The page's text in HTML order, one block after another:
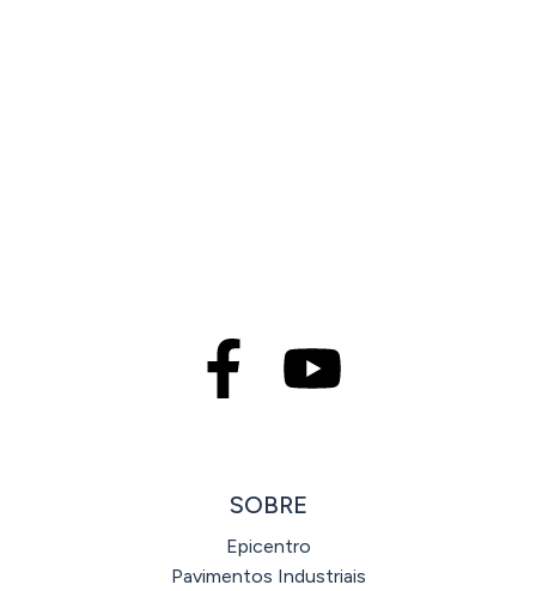
SOBRE
Epicentro
Pavimentos Industriais